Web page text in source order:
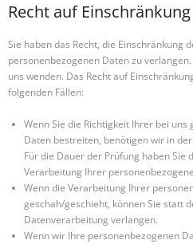
Recht auf
Sie haben das Recht, die Einschränkung
personenbezogenen Daten zu
uns wenden. Das Recht auf
folgenden Fällen:
Wenn Sie die Richtigkeit Ihrer bei
Daten bestreiten, benötigen wir in
Für die Dauer der Prüfung haben Sie
Verarbeitung Ihrer
Wenn die Verarbeitung Ihrer
geschah/geschieht, können Sie statt
Datenverarbeitung verlangen.
Wenn wir Ihre personenbezogenen